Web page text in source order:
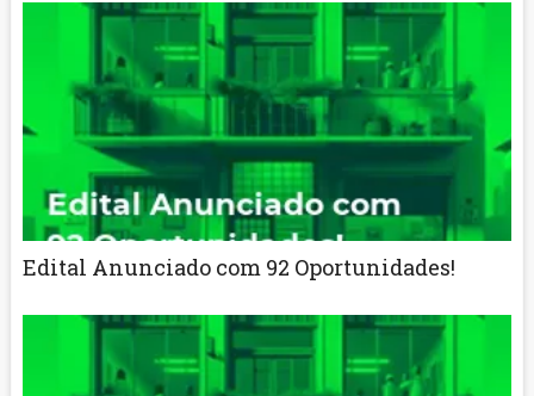
Edital Anunciado com 92 Oportunidades!